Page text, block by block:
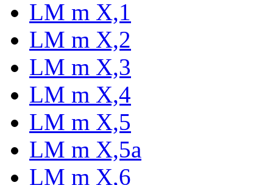
LM m X,1
LM m X,2
LM m X,3
LM m X,4
LM m X,5
LM m X,5a
LM m X,6